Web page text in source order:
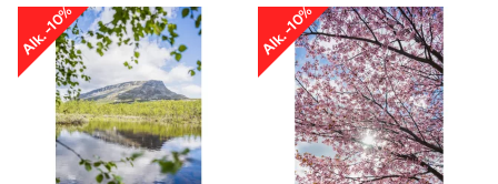
Alk. -10% Alk. -10%